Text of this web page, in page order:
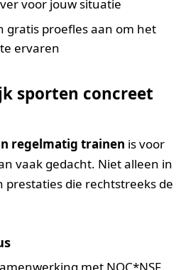
voor jouw situatie
gratis proefles aan om het
ervaren
sporten concreet
regelmatig trainen is voor
vaak gedacht. Niet alleen in
prestaties die rechtstreeks de